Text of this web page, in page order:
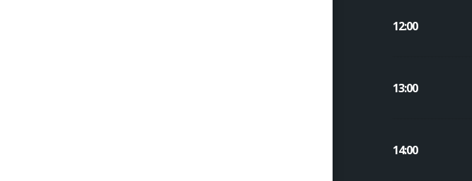
12:00
13:00
14:00